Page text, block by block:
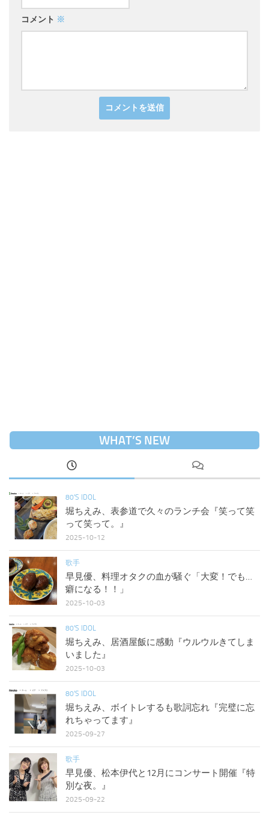
コメント ※
WHAT’S NEW
80'S IDOL
堀ちえみ、表参道で久々のランチ会『笑って笑
って笑って。』
2025-10-12
歌手
早見優、料理オタクの血が騒ぐ「大変！でも…
癖になる！！」
2025-10-03
80'S IDOL
堀ちえみ、居酒屋飯に感動『ウルウルきてしま
いました』
2025-10-03
80'S IDOL
堀ちえみ、ボイトレするも歌詞忘れ『完璧に忘
れちゃってます』
2025-09-27
歌手
早見優、松本伊代と12月にコンサート開催『特
別な夜。』
2025-09-22